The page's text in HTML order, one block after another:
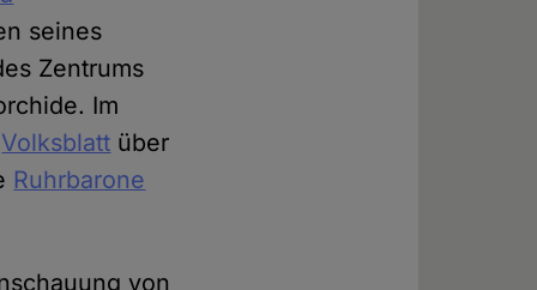
seines
Zentrums
Im
Volksblatt über
Ruhrbarone
von